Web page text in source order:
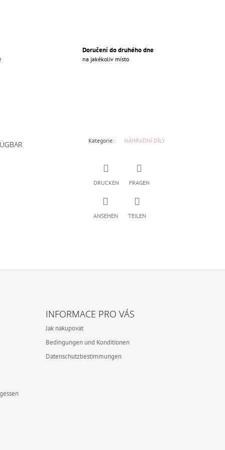
Doručení do druhého dne
na jakékoliv místo
Kategorie: NÁHRADNÍ DÍLY
DRUCKEN FRAGEN
ANSEHEN TEILEN
INFORMACE PRO VÁS
Jak nakupovat
Bedingungen und Konditionen
Datenschutzbestimmungen